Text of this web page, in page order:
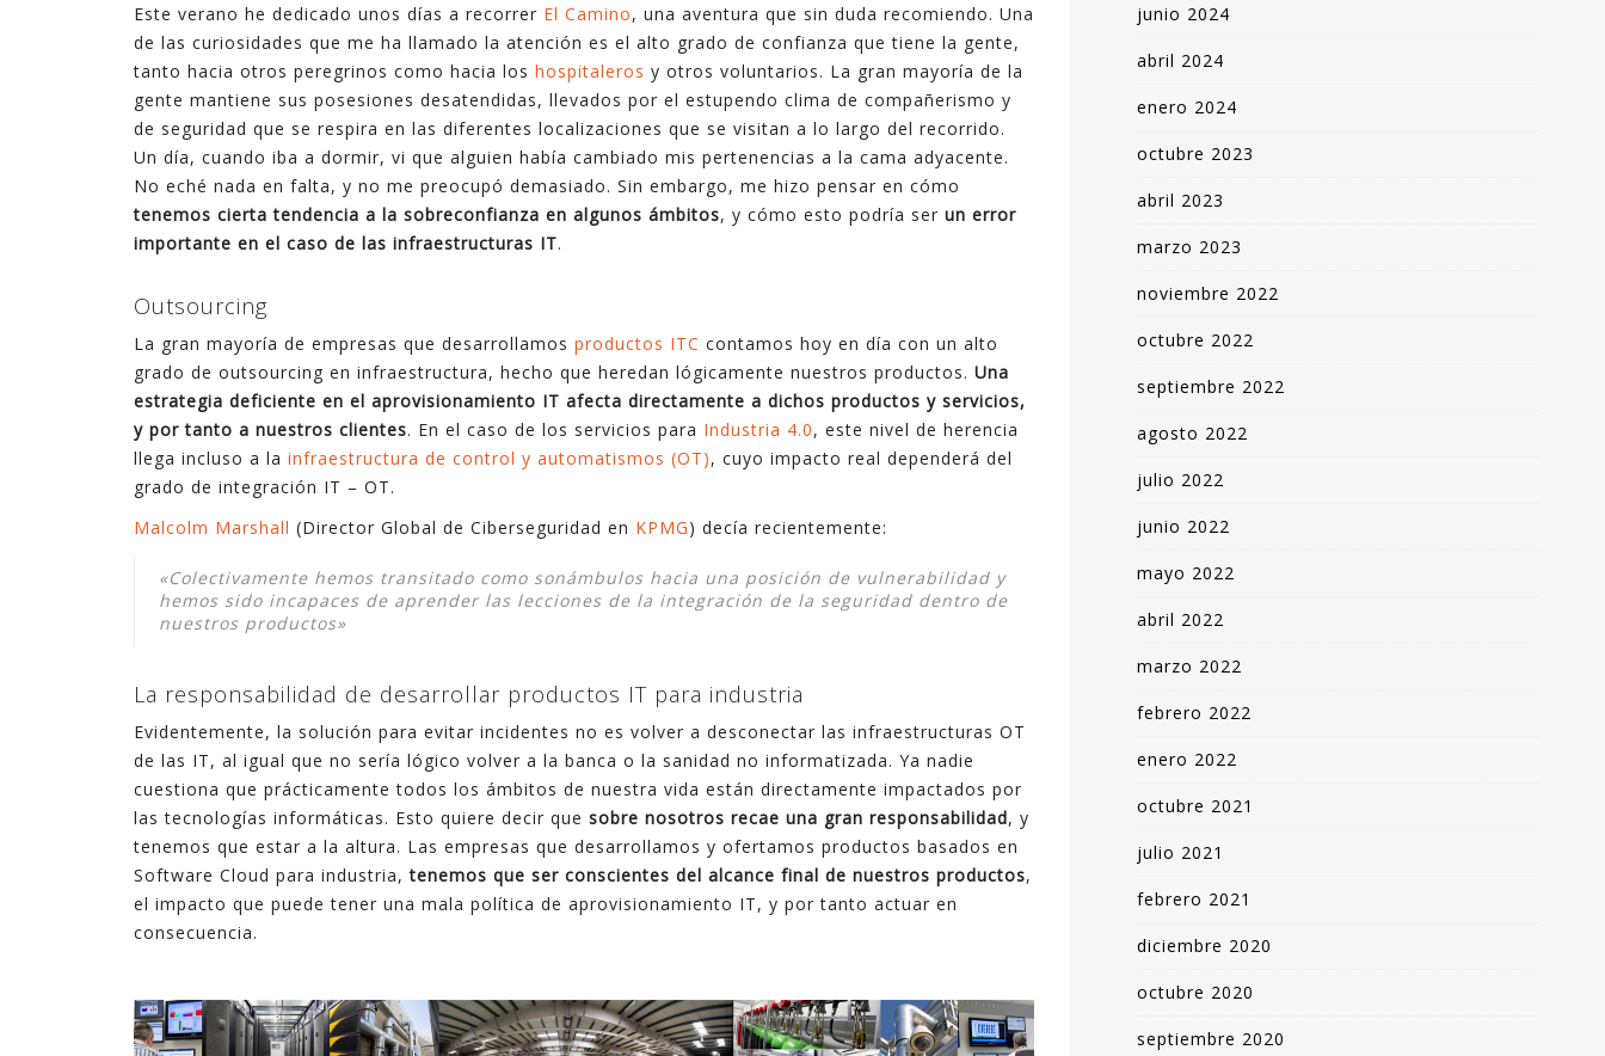
Este verano he dedicado unos días a recorrer El Camino, una aventura que sin duda recomiendo. Una
de las curiosidades que me ha llamado la atención es el alto grado de confianza que tiene la gente,
tanto hacia otros peregrinos como hacia los hospitaleros y otros voluntarios. La gran mayoría de la
gente mantiene sus posesiones desatendidas, llevados por el estupendo clima de compañerismo y
de seguridad que se respira en las diferentes localizaciones que se visitan a lo largo del recorrido.
Un día, cuando iba a dormir, vi que alguien había cambiado mis pertenencias a la cama adyacente.
No eché nada en falta, y no me preocupó demasiado. Sin embargo, me hizo pensar en cómo
tenemos cierta tendencia a la sobreconfianza en algunos ámbitos, y cómo esto podría ser un error
importante en el caso de las infraestructuras IT.
Outsourcing
La gran mayoría de empresas que desarrollamos productos ITC contamos hoy en día con un alto
grado de outsourcing en infraestructura, hecho que heredan lógicamente nuestros productos. Una
estrategia deficiente en el aprovisionamiento IT afecta directamente a dichos productos y servicios,
y por tanto a nuestros clientes. En el caso de los servicios para Industria 4.0, este nivel de herencia
llega incluso a la infraestructura de control y automatismos (OT), cuyo impacto real dependerá del
grado de integración IT – OT.
Malcolm Marshall (Director Global de Ciberseguridad en KPMG) decía recientemente:
«Colectivamente hemos transitado como sonámbulos hacia una posición de vulnerabilidad y
hemos sido incapaces de aprender las lecciones de la integración de la seguridad dentro de
nuestros productos»
La responsabilidad de desarrollar productos IT para industria
Evidentemente, la solución para evitar incidentes no es volver a desconectar las infraestructuras OT
de las IT, al igual que no sería lógico volver a la banca o la sanidad no informatizada. Ya nadie
cuestiona que prácticamente todos los ámbitos de nuestra vida están directamente impactados por
las tecnologías informáticas. Esto quiere decir que sobre nosotros recae una gran responsabilidad, y
tenemos que estar a la altura. Las empresas que desarrollamos y ofertamos productos basados en
Software Cloud para industria,tenemos que ser conscientes del alcance final de nuestros productos,
el impacto que puede tener una mala política de aprovisionamiento IT, y por tanto actuar en
consecuencia.
junio 2024
abril 2024
enero 2024
octubre 2023
abril 2023
marzo 2023
noviembre 2022
octubre 2022
septiembre 2022
agosto 2022
julio 2022
junio 2022
mayo 2022
abril 2022
marzo 2022
febrero 2022
enero 2022
octubre 2021
julio 2021
febrero 2021
diciembre 2020
octubre 2020
septiembre 2020